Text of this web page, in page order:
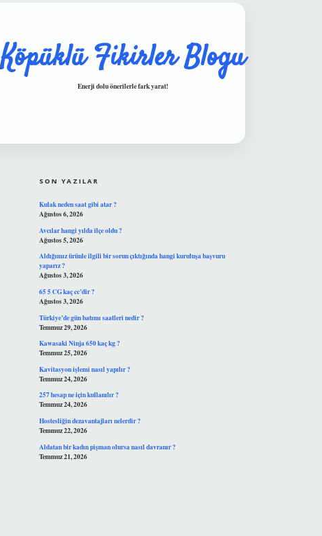
Köpüklü Fikirler Blogu
Enerji dolu önerilerle fark yarat!
SON YAZILAR
Kulak neden saat gibi atar ?
Ağustos 6, 2026
Avcılar hangi yılda ilçe oldu ?
Ağustos 5, 2026
Aldığımız ürünle ilgili bir sorun çıktığında hangi kuruluşa başvuru
yaparız ?
Ağustos 3, 2026
65 5 CG kaç cc’dir ?
Ağustos 3, 2026
Türkiye’de gün batımı saatleri nedir ?
Temmuz 29, 2026
Kawasaki Ninja 650 kaç kg ?
Temmuz 25, 2026
Kavitasyon işlemi nasıl yapılır ?
Temmuz 24, 2026
257 hesap ne için kullanılır ?
Temmuz 24, 2026
Hostesliğin dezavantajları nelerdir ?
Temmuz 22, 2026
Aldatan bir kadın pişman olursa nasıl davranır ?
Temmuz 21, 2026